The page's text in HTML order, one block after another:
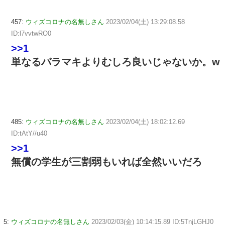
457: ウィズコロナの名無しさん 2023/02/04(土) 13:29:08.58
ID:l7vvtwRO0
>>1
単なるバラマキよりむしろ良いじゃないか。w
485: ウィズコロナの名無しさん 2023/02/04(土) 18:02:12.69
ID:tAtY//u40
>>1
無償の学生が三割弱もいれば全然いいだろ
5: ウィズコロナの名無しさん 2023/02/03(金) 10:14:15.89 ID:5TnjLGHJ0